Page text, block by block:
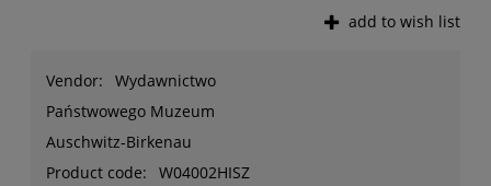
add to wish list
Vendor:
Wydawnictwo
Państwowego Muzeum
Auschwitz-Birkenau
Product code:
W04002HISZ